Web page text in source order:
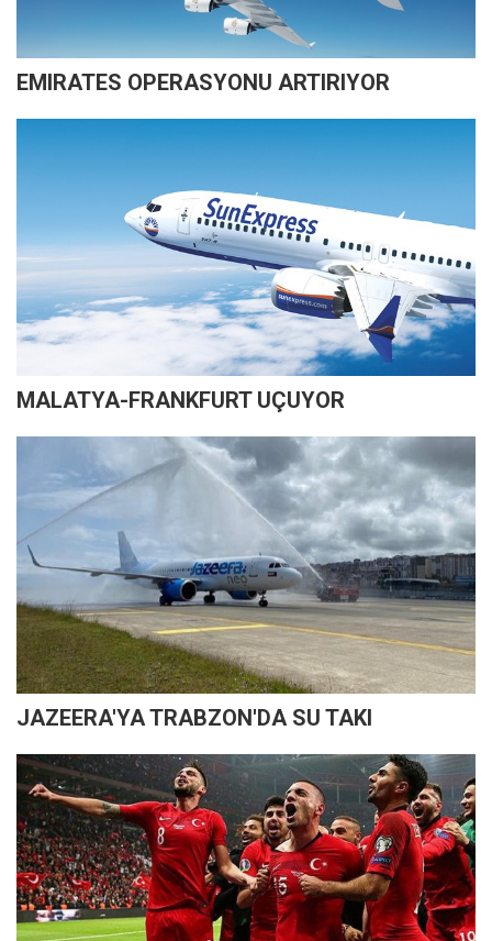
EMIRATES OPERASYONU ARTIRIYOR
MALATYA-FRANKFURT UÇUYOR
JAZEERA'YA TRABZON'DA SU TAKI